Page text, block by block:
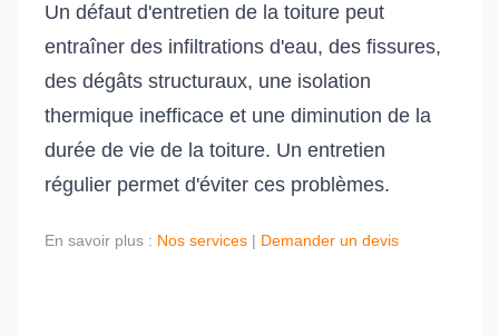
Un défaut d'entretien de la toiture peut
entraîner des infiltrations d'eau, des fissures,
des dégâts structuraux, une isolation
thermique inefficace et une diminution de la
durée de vie de la toiture. Un entretien
régulier permet d'éviter ces problèmes.
En savoir plus : Nos services | Demander un devis